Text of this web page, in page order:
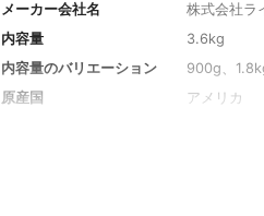
メーカー会社名
株式会社ラ
内容量
3.6kg
内容量のバリエーション
900g、
原産国
アメリカ
オーガニ
エンドウ
レーバー